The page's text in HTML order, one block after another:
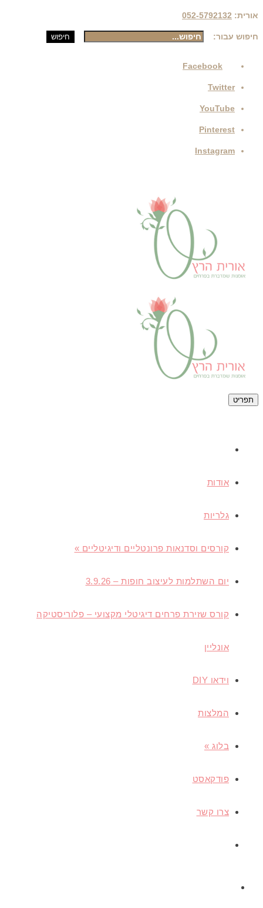
אורית: 052-5792132
חיפוש עבור: חיפוש
Facebook
Twitter
YouTube
Pinterest
Instagram
תפריט
אודות
גלריות
קורסים וסדנאות פרונטליים ודיגיטליים »
יום השתלמות לעיצוב חופות – 3.9.26
קורס שזירת פרחים דיגיטלי מקצועי – פלוריסטיקה
אונליין
וידאו DIY
המלצות
בלוג »
פודקאסט
צרו קשר